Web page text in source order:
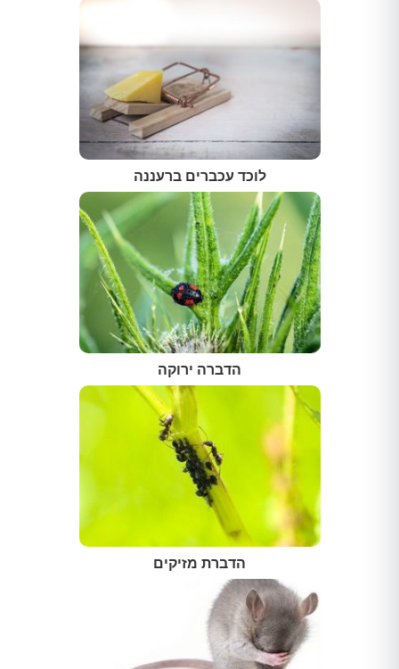
לוכד עכברים ברעננה
הדברה ירוקה
הדברת מזיקים